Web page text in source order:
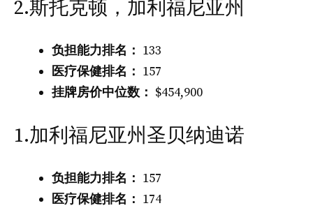
2.斯托克顿，加利福尼亚州
负担能力排名： 133
医疗保健排名： 157
挂牌房价中位数： $454,900
1.加利福尼亚州圣贝纳迪诺
负担能力排名： 157
医疗保健排名： 174